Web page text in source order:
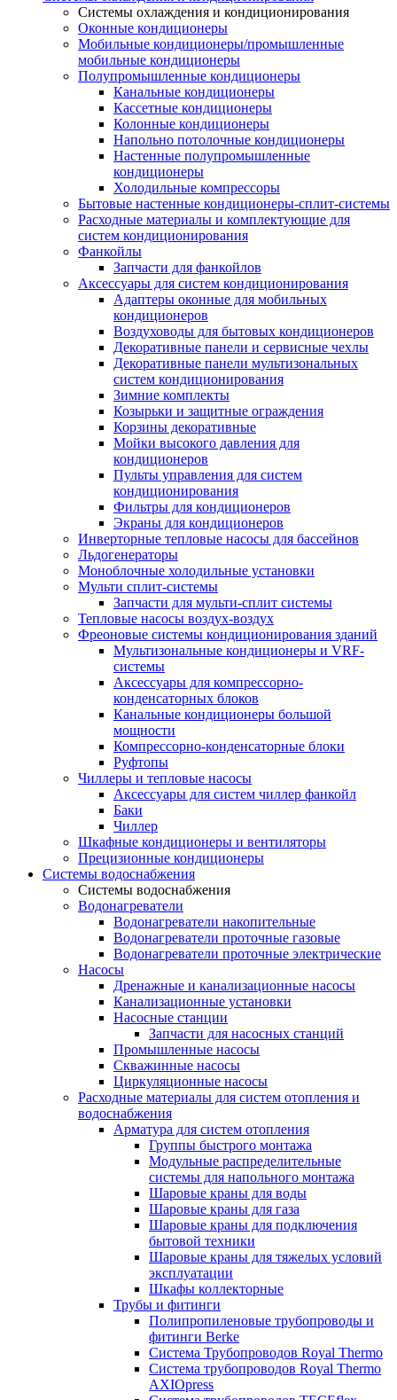
Системы охлаждения и кондиционирования
Оконные кондиционеры
Мобильные кондиционеры/промышленные
мобильные кондиционеры
Полупромышленные кондиционеры
Канальные кондиционеры
Кассетные кондиционеры
Колонные кондиционеры
Напольно потолочные кондиционеры
Настенные полупромышленные
кондиционеры
Холодильные компрессоры
Бытовые настенные кондиционеры-сплит-системы
Расходные материалы и комплектующие для
систем кондиционирования
Фанкойлы
Запчасти для фанкойлов
Аксессуары для систем кондиционирования
Адаптеры оконные для мобильных
кондиционеров
Воздуховоды для бытовых кондиционеров
Декоративные панели и сервисные чехлы
Декоративные панели мультизональных
систем кондиционирования
Зимние комплекты
Козырьки и защитные ограждения
Корзины декоративные
Мойки высокого давления для
кондиционеров
Пульты управления для систем
кондиционирования
Фильтры для кондиционеров
Экраны для кондиционеров
Инверторные тепловые насосы для бассейнов
Льдогенераторы
Моноблочные холодильные установки
Мульти сплит-системы
Запчасти для мульти-сплит системы
Тепловые насосы воздух-воздух
Фреоновые системы кондиционирования зданий
Мультизональные кондиционеры и VRF-
системы
Аксессуары для компрессорно-
конденсаторных блоков
Канальные кондиционеры большой
мощности
Компрессорно-конденсаторные блоки
Руфтопы
Чиллеры и тепловые насосы
Аксессуары для систем чиллер фанкойл
Баки
Чиллер
Шкафные кондиционеры и вентиляторы
Прецизионные кондиционеры
Системы водоснабжения
Системы водоснабжения
Водонагреватели
Водонагреватели накопительные
Водонагреватели проточные газовые
Водонагреватели проточные электрические
Насосы
Дренажные и канализационные насосы
Канализационные установки
Насосные станции
Запчасти для насосных станций
Промышленные насосы
Скважинные насосы
Циркуляционные насосы
Расходные материалы для систем отопления и
водоснабжения
Арматура для систем отопления
Группы быстрого монтажа
Модульные распределительные
системы для напольного монтажа
Шаровые краны для воды
Шаровые краны для газа
Шаровые краны для подключения
бытовой техники
Шаровые краны для тяжелых условий
эксплуатации
Шкафы коллекторные
Трубы и фитинги
Полипропиленовые трубопроводы и
фитинги Berke
Система Трубопроводов Royal Thermo
Система трубопроводов Royal Thermo
AXIOpress